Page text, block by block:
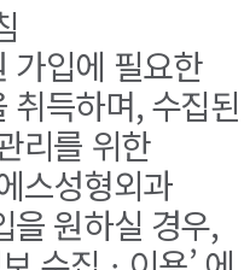
가입에 필요한
취득하며, 수집된
리를 위한
스성형외과
을 원하실 경우,